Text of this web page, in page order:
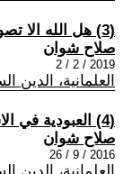
(3) هل الله الا تصورنا عنه؟
صلاح شوان
2019 / 2 / 2
العلمانية، الدين
(4) العبودية في الاسلام
صلاح شوان
2016 / 9 / 26